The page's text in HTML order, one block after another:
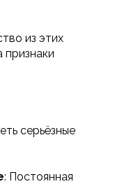
из этих
признаки
серьёзные
: Постоянная